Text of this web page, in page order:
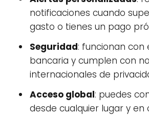
notificaciones cuando
gasto o tienes un pago
Seguridad: funcionan con
bancaria y cumplen con
internacionales de
Acceso global: puedes
desde cualquier lugar y en